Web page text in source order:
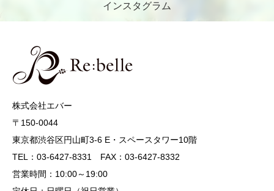
インスタグラム
株式会社エバー
〒150-0044
東京都渋谷区円山町3-6 E・スペースタワー10階
TEL：03-6427-8331 FAX：03-6427-8332
営業時間：10:00～19:00